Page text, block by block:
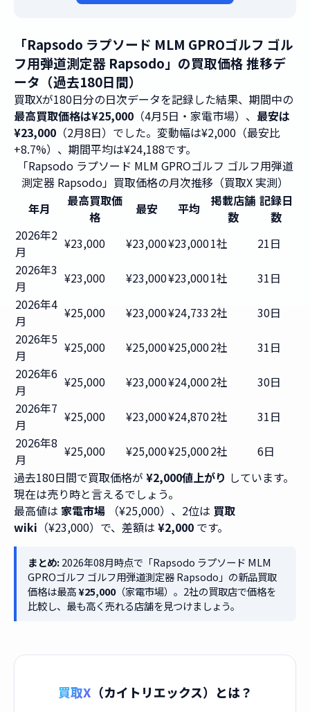
「Rapsodo ラプソード MLM GPROゴルフ ゴル
フ用弾道測定器 Rapsodo」の買取価格 推移デ
ータ（過去180日間）
買取Xが180日分の日次データを記録した結果、期間中の
最高買取価格は¥25,000 （4月5日・家電市場）、 最安は
¥23,000 （2月8日）でした。変動幅は¥2,000（最安比
+8.7%）、期間平均は¥24,188です。
「Rapsodo ラプソード MLM GPROゴルフ ゴルフ用弾道
測定器 Rapsodo」買取価格の月次推移（買取X 実測）
年月
最高買取価
格
最安 平均
掲載店舗
数
記録日
数
2026年2
月
¥23,000 ¥23,000¥23,0001社
21日
2026年3
月
¥23,000 ¥23,000¥23,0001社
31日
2026年4
月
¥25,000 ¥23,000¥24,7332社
30日
2026年5
月
¥25,000 ¥25,000¥25,0002社
31日
2026年6
月
¥25,000 ¥23,000¥24,0002社
30日
2026年7
月
¥25,000 ¥23,000¥24,8702社
31日
2026年8
月
¥25,000 ¥25,000¥25,0002社
6日
過去180日間で買取価格が ¥2,000値上がり しています。
現在は売り時と言えるでしょう。
最高値は 家電市場 （¥25,000）、2位は 買取
wiki （¥23,000）で、差額は ¥2,000 です。
まとめ:2026年08月時点で「Rapsodo ラプソード MLM
GPROゴルフ ゴルフ用弾道測定器 Rapsodo」の新品買取
価格は最高¥25,000（家電市場）。2社の買取店で価格を
比較し、最も高く売れる店舗を見つけましょう。
買取X （カイトリエックス）とは？